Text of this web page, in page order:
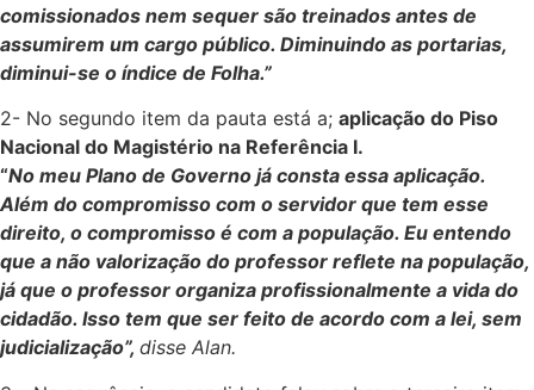
comissionados nem sequer são treinados antes de
assumirem um cargo público. Diminuindo as portarias,
diminui-se o índice de Folha.”
2- No segundo item da pauta está a; aplicação do Piso
Nacional do Magistério na Referência I.
“No meu Plano de Governo já consta essa aplicação.
Além do compromisso com o servidor que tem esse
direito, o compromisso é com a população. Eu entendo
que a não valorização do professor reflete na população,
já que o professor organiza profissionalmente a vida do
cidadão. Isso tem que ser feito de acordo com a lei, sem
judicialização”, disse Alan.